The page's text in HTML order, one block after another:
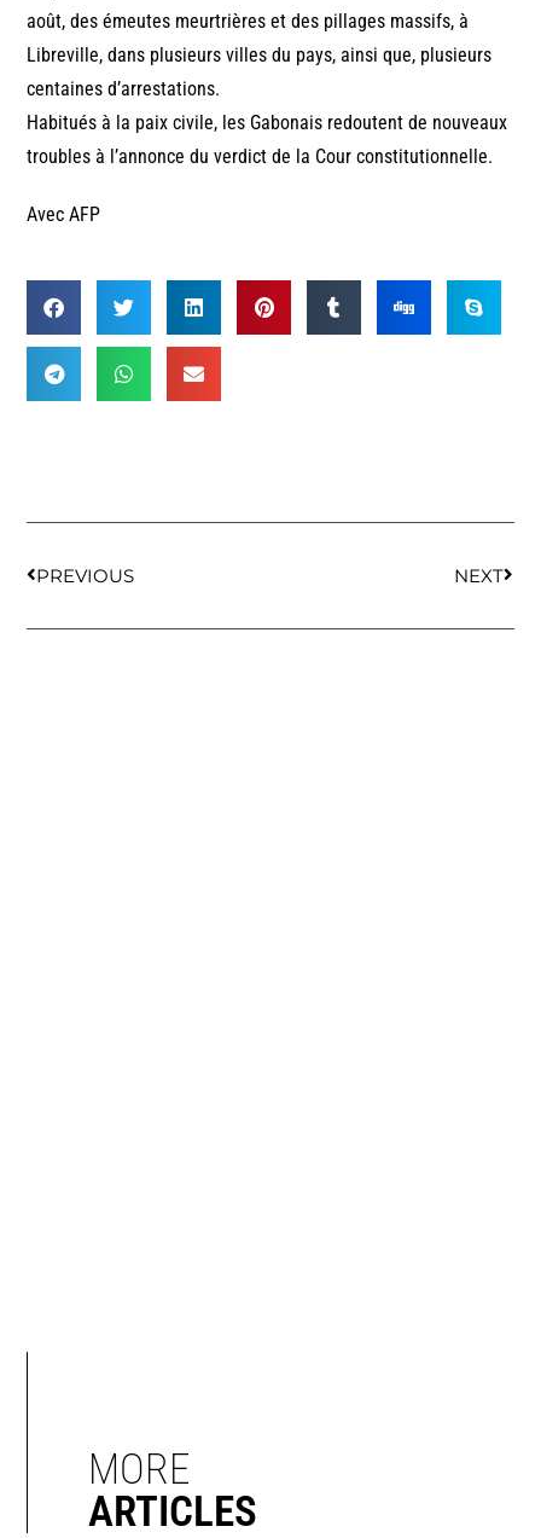
août, des émeutes meurtrières et des pillages massifs, à
Libreville, dans plusieurs villes du pays, ainsi que, plusieurs
centaines d’arrestations.
Habitués à la paix civile, les Gabonais redoutent de nouveaux
troubles à l’annonce du verdict de la Cour constitutionnelle.
Avec AFP
PREVIOUS NEXT
MORE
ARTICLES